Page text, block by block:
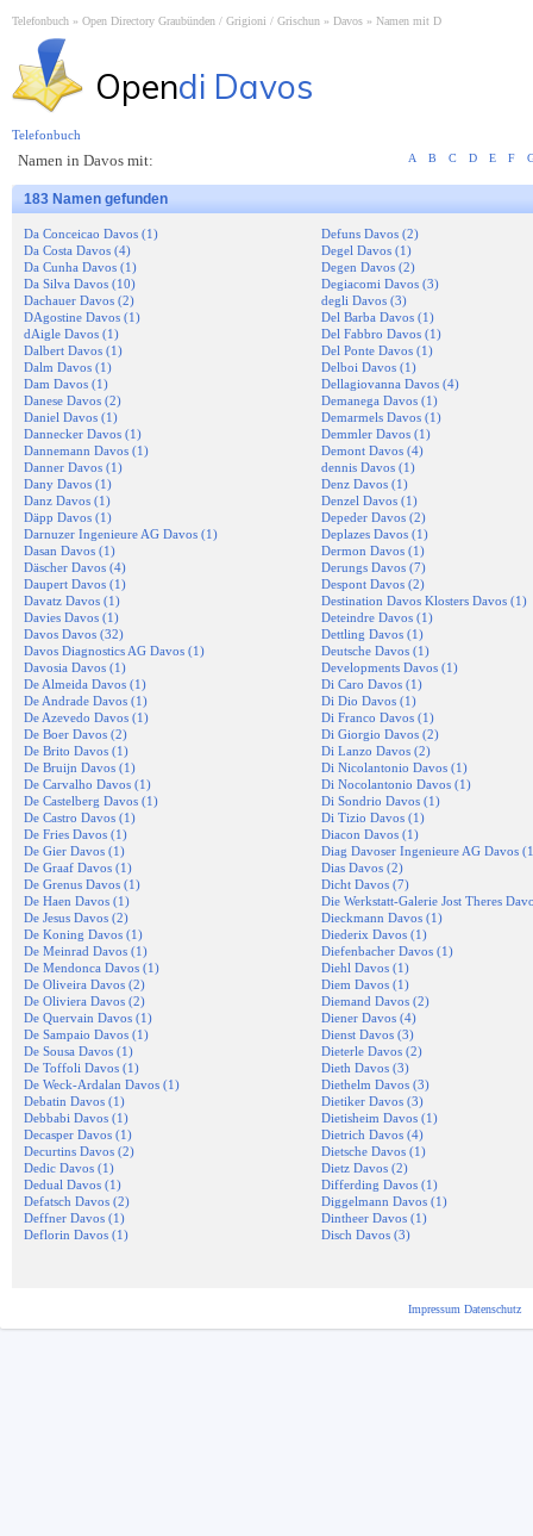
Telefonbuch Open Directory Graubünden / Grigioni / Grischun Davos Namen mit D
Opendi Davos
Namen in Davos mit: A B C D E F
183 Namen gefunden
Da Conceicao Davos (1)
Da Costa Davos (4)
Da Cunha Davos (1)
Da Silva Davos (10)
Dachauer Davos (2)
DAgostine Davos (1)
dAigle Davos (1)
Dalbert Davos (1)
Dalm Davos (1)
Dam Davos (1)
Danese Davos (2)
Daniel Davos (1)
Dannecker Davos (1)
Dannemann Davos (1)
Danner Davos (1)
Dany Davos (1)
Danz Davos (1)
Däpp Davos (1)
Darnuzer Ingenieure AG Davos (1)
Dasan Davos (1)
Däscher Davos (4)
Daupert Davos (1)
Davatz Davos (1)
Davies Davos (1)
Davos Davos (32)
Davos Diagnostics AG Davos (1)
Davosia Davos (1)
De Almeida Davos (1)
De Andrade Davos (1)
De Azevedo Davos (1)
De Boer Davos (2)
De Brito Davos (1)
De Bruijn Davos (1)
De Carvalho Davos (1)
De Castelberg Davos (1)
De Castro Davos (1)
De Fries Davos (1)
De Gier Davos (1)
De Graaf Davos (1)
De Grenus Davos (1)
De Haen Davos (1)
De Jesus Davos (2)
De Koning Davos (1)
De Meinrad Davos (1)
De Mendonca Davos (1)
De Oliveira Davos (2)
De Oliviera Davos (2)
De Quervain Davos (1)
De Sampaio Davos (1)
De Sousa Davos (1)
De Toffoli Davos (1)
De Weck-Ardalan Davos (1)
Debatin Davos (1)
Debbabi Davos (1)
Decasper Davos (1)
Decurtins Davos (2)
Dedic Davos (1)
Dedual Davos (1)
Defatsch Davos (2)
Deffner Davos (1)
Deflorin Davos (1)
Defuns Davos (2)
Degel Davos (1)
Degen Davos (2)
Degiacomi Davos (3)
degli Davos (3)
Del Barba Davos (1)
Del Fabbro Davos (1)
Del Ponte Davos (1)
Delboi Davos (1)
Dellagiovanna Davos (4)
Demanega Davos (1)
Demarmels Davos (1)
Demmler Davos (1)
Demont Davos (4)
dennis Davos (1)
Denz Davos (1)
Denzel Davos (1)
Depeder Davos (2)
Deplazes Davos (1)
Dermon Davos (1)
Derungs Davos (7)
Despont Davos (2)
Destination Davos Klosters Davos (1)
Deteindre Davos (1)
Dettling Davos (1)
Deutsche Davos (1)
Developments Davos (1)
Di Caro Davos (1)
Di Dio Davos (1)
Di Franco Davos (1)
Di Giorgio Davos (2)
Di Lanzo Davos (2)
Di Nicolantonio Davos (1)
Di Nocolantonio Davos (1)
Di Sondrio Davos (1)
Di Tizio Davos (1)
Diacon Davos (1)
Diag Davoser Ingenieure AG Davos
Dias Davos (2)
Dicht Davos (7)
Die Werkstatt-Galerie Jost Theres
Dieckmann Davos (1)
Diederix Davos (1)
Diefenbacher Davos (1)
Diehl Davos (1)
Diem Davos (1)
Diemand Davos (2)
Diener Davos (4)
Dienst Davos (3)
Dieterle Davos (2)
Dieth Davos (3)
Diethelm Davos (3)
Dietiker Davos (3)
Dietisheim Davos (1)
Dietrich Davos (4)
Dietsche Davos (1)
Dietz Davos (2)
Differding Davos (1)
Diggelmann Davos (1)
Dintheer Davos (1)
Disch Davos (3)
Telefonbuch
Impressum Datenschutz